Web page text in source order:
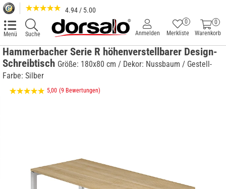
4.94 / 5.00
Menü Suche
0
Warenkorb
Merkliste
0
Anmelden
Hammerbacher Serie R höhenverstellbarer Design-
Schreibtisch Größe: 180x80 cm / Dekor: Nussbaum / Gestell-
Farbe: Silber
5,00 (9 Bewertungen)